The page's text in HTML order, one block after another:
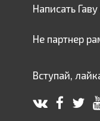
Написать Гаву
Не партнер
Вступай,